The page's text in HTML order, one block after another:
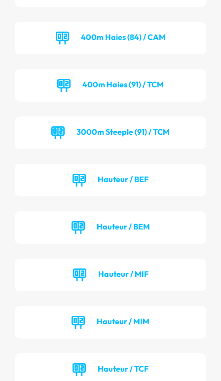
400m Haies (84) / CAM
400m Haies (91) / TCM
3000m Steeple (91) / TCM
Hauteur / BEF
Hauteur / BEM
Hauteur / MIF
Hauteur / MIM
Hauteur / TCF